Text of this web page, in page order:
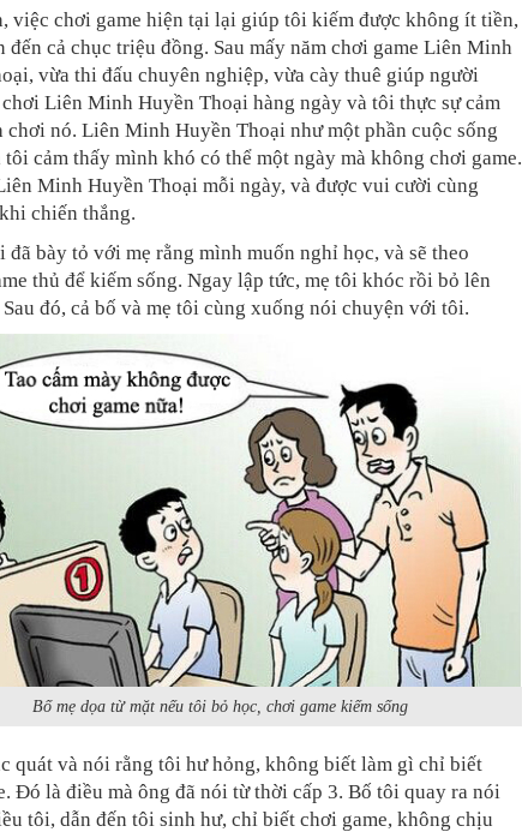
việc chơi game hiện tại lại giúp tôi kiếm được không ít tiền,
đến cả chục triệu đồng. Sau mấy năm chơi game Liên Minh
vừa thi đấu chuyên nghiệp, vừa cày thuê giúp người
Liên Minh Huyền Thoại hàng ngày và tôi thực sự cảm
chơi nó. Liên Minh Huyền Thoại như một phần cuộc sống
cảm thấy mình khó có thể một ngày mà không chơi game.
Minh Huyền Thoại mỗi ngày, và được vui cười cùng
chiến thắng.
đã bày tỏ với mẹ rằng mình muốn nghỉ học, và sẽ theo
thủ để kiếm sống. Ngay lập tức, mẹ tôi khóc rồi bỏ lên
đó, cả bố và mẹ tôi cùng xuống nói chuyện với tôi.
Bố mẹ dọa từ mặt nếu tôi bỏ học, chơi game kiếm sống
quát và nói rằng tôi hư hỏng, không biết làm gì chỉ biết
Đó là điều mà ông đã nói từ thời cấp 3. Bố tôi quay ra nói
tôi, dẫn đến tôi sinh hư, chỉ biết chơi game, không chịu